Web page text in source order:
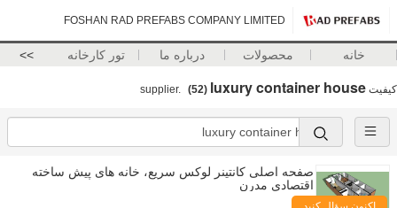
FOSHAN RAD PREFABS COMPANY LIMITED
خانه محصولات درباره ما تور کارخانه >>
کیفیت luxury container house
(52)
صفحه اصلی کانتینر لوکس سریع، خانه های پیش ساخته
اقتصادی مدرن